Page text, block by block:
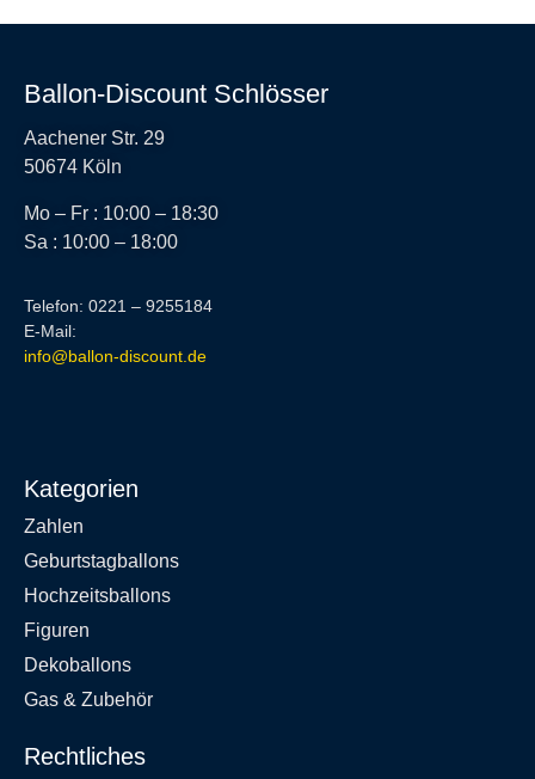
Ballon-Discount Schlösser
Aachener Str. 29
50674 Köln
Mo – Fr : 10:00 – 18:30
Sa : 10:00 – 18:00
Telefon: 0221 – 9255184
E-Mail:
info@ballon-discount.de
Kategorien
Zahlen
Geburtstagballons
Hochzeitsballons
Figuren
Dekoballons
Gas & Zubehör
Rechtliches